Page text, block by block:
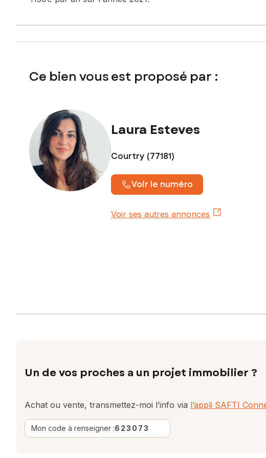
Ce bien vous est proposé par :
Laura Esteves
Courtry (77181)
Voir le numéro
Voir ses autres annonces
Un de vos proches a un projet immobilier ?
Achat ou vente, transmettez-moi l’info via l’appli SAFTI
Mon code à renseigner :623073